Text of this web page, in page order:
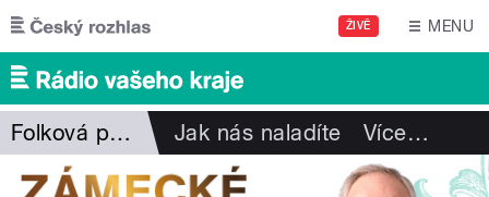
Přejít k hlavnímu obsahu
ŽIVĚ MENU
Folková pohlazení Jak nás naladíte Více…